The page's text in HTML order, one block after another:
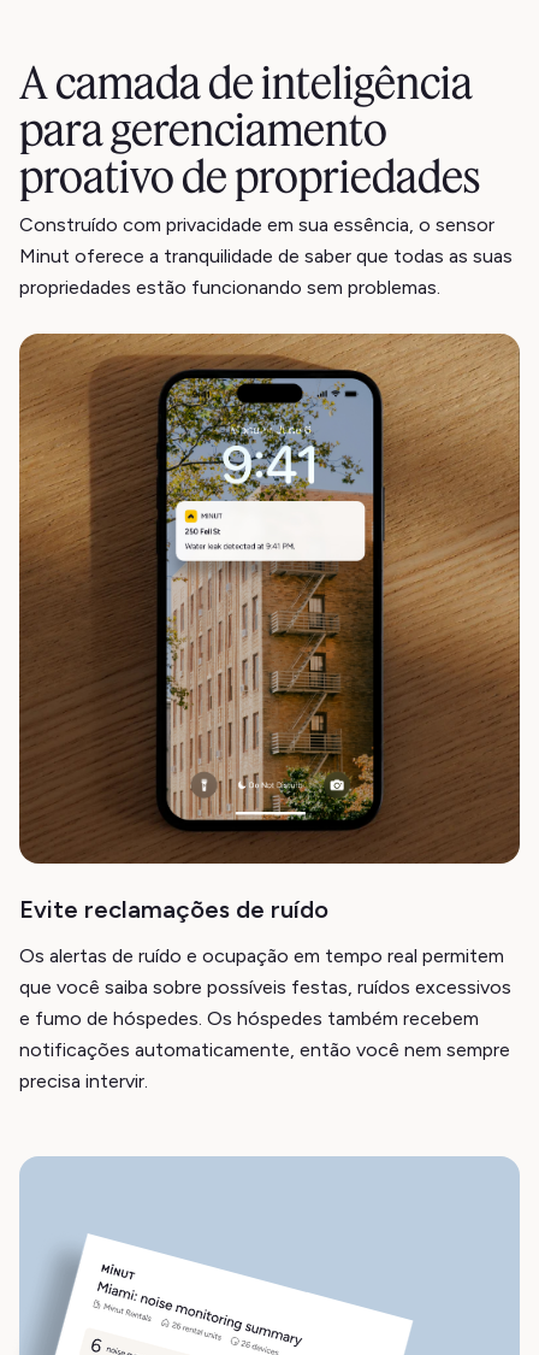
A camada de inteligência
para gerenciamento
proativo de propriedades
Construído com privacidade em sua essência, o sensor
Minut oferece a tranquilidade de saber que todas as suas
propriedades estão funcionando sem problemas.
Evite reclamações de ruído
Os alertas de ruído e ocupação em tempo real permitem
que você saiba sobre possíveis festas, ruídos excessivos
e fumo de hóspedes. Os hóspedes também recebem
notificações automaticamente, então você nem sempre
precisa intervir.